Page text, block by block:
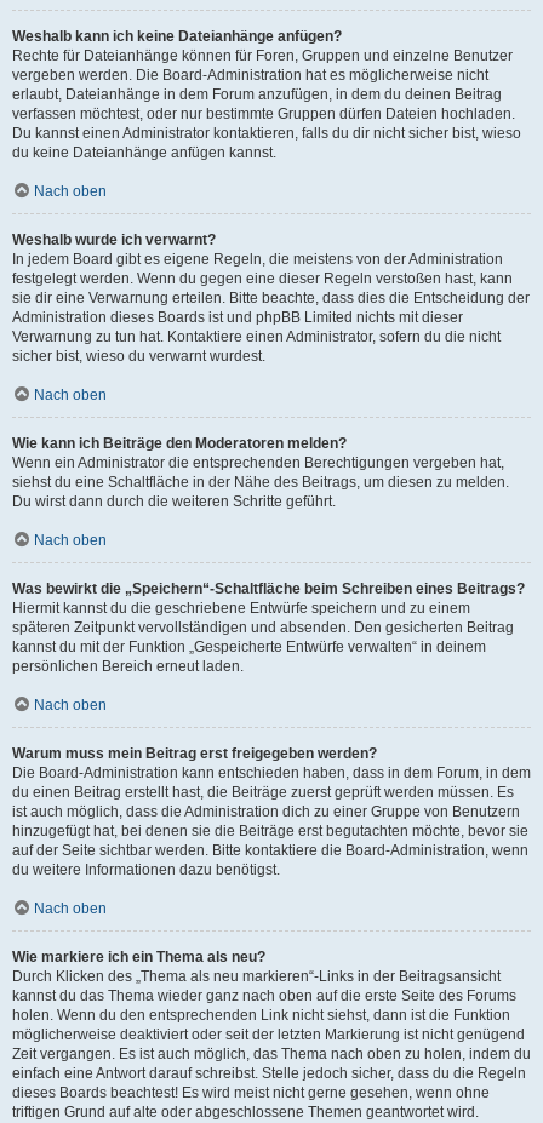
Weshalb kann ich keine Dateianhänge anfügen?
Rechte für Dateianhänge können für Foren, Gruppen und einzelne Benutzer
vergeben werden. Die Board-Administration hat es möglicherweise nicht
erlaubt, Dateianhänge in dem Forum anzufügen, in dem du deinen Beitrag
verfassen möchtest, oder nur bestimmte Gruppen dürfen Dateien hochladen.
Du kannst einen Administrator kontaktieren, falls du dir nicht sicher bist, wieso
du keine Dateianhänge anfügen kannst.
Nach oben
Weshalb wurde ich verwarnt?
In jedem Board gibt es eigene Regeln, die meistens von der Administration
festgelegt werden. Wenn du gegen eine dieser Regeln verstoßen hast, kann
sie dir eine Verwarnung erteilen. Bitte beachte, dass dies die Entscheidung der
Administration dieses Boards ist und phpBB Limited nichts mit dieser
Verwarnung zu tun hat. Kontaktiere einen Administrator, sofern du die nicht
sicher bist, wieso du verwarnt wurdest.
Nach oben
Wie kann ich Beiträge den Moderatoren melden?
Wenn ein Administrator die entsprechenden Berechtigungen vergeben hat,
siehst du eine Schaltfläche in der Nähe des Beitrags, um diesen zu melden.
Du wirst dann durch die weiteren Schritte geführt.
Nach oben
Was bewirkt die „Speichern“-Schaltfläche beim Schreiben eines Beitrags?
Hiermit kannst du die geschriebene Entwürfe speichern und zu einem
späteren Zeitpunkt vervollständigen und absenden. Den gesicherten Beitrag
kannst du mit der Funktion „Gespeicherte Entwürfe verwalten“ in deinem
persönlichen Bereich erneut laden.
Nach oben
Warum muss mein Beitrag erst freigegeben werden?
Die Board-Administration kann entschieden haben, dass in dem Forum, in dem
du einen Beitrag erstellt hast, die Beiträge zuerst geprüft werden müssen. Es
ist auch möglich, dass die Administration dich zu einer Gruppe von Benutzern
hinzugefügt hat, bei denen sie die Beiträge erst begutachten möchte, bevor sie
auf der Seite sichtbar werden. Bitte kontaktiere die Board-Administration, wenn
du weitere Informationen dazu benötigst.
Nach oben
Wie markiere ich ein Thema als neu?
Durch Klicken des „Thema als neu markieren“-Links in der Beitragsansicht
kannst du das Thema wieder ganz nach oben auf die erste Seite des Forums
holen. Wenn du den entsprechenden Link nicht siehst, dann ist die Funktion
möglicherweise deaktiviert oder seit der letzten Markierung ist nicht genügend
Zeit vergangen. Es ist auch möglich, das Thema nach oben zu holen, indem du
einfach eine Antwort darauf schreibst. Stelle jedoch sicher, dass du die Regeln
dieses Boards beachtest! Es wird meist nicht gerne gesehen, wenn ohne
triftigen Grund auf alte oder abgeschlossene Themen geantwortet wird.